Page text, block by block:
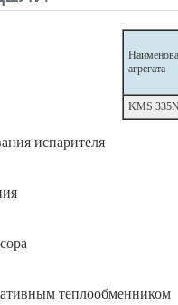
агрегата
KMS
испарителя
теплообменником